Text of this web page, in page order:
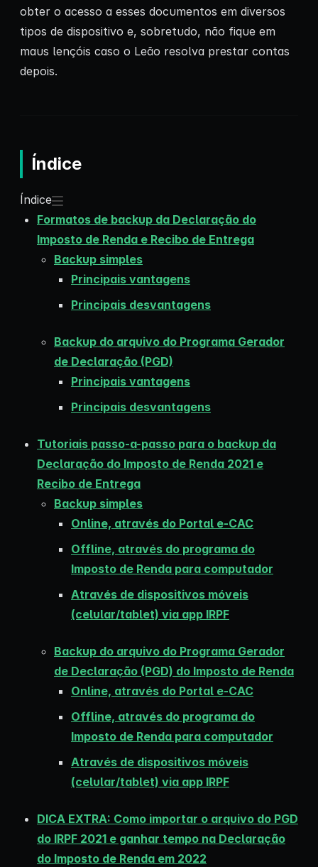
obter o acesso a esses documentos em diversos
tipos de dispositivo e, sobretudo, não fique em
maus lençóis caso o Leão resolva prestar contas
depois.
Índice
Índice
Formatos de backup da Declaração do
Imposto de Renda e Recibo de Entrega
Backup simples
Principais vantagens
Principais desvantagens
Backup do arquivo do Programa Gerador
de Declaração (PGD)
Principais vantagens
Principais desvantagens
Tutoriais passo-a-passo para o backup da
Declaração do Imposto de Renda 2021 e
Recibo de Entrega
Backup simples
Online, através do Portal e-CAC
Offline, através do programa do
Imposto de Renda para computador
Através de dispositivos móveis
(celular/tablet) via app IRPF
Backup do arquivo do Programa Gerador
de Declaração (PGD) do Imposto de Renda
Online, através do Portal e-CAC
Offline, através do programa do
Imposto de Renda para computador
Através de dispositivos móveis
(celular/tablet) via app IRPF
DICA EXTRA: Como importar o arquivo do PGD
do IRPF 2021 e ganhar tempo na Declaração
do Imposto de Renda em 2022